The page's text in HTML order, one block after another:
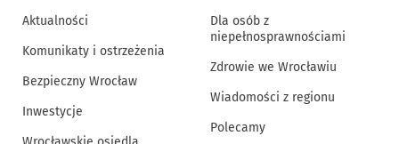
Aktualności
Komunikaty i ostrzeżenia
Bezpieczny Wrocław
Inwestycje
Dla osób z
niepełnosprawnościami
Zdrowie we Wrocławiu
Wiadomości z regionu
Polecamy